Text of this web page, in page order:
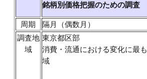
銘柄別価格把握のための調査
周期
隔月（偶数月）
調査地
域
東京都区部
消費・流通における変化に最
域